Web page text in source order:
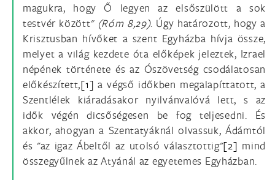
magukra, hogy Ő legyen az elsőszülött a sok
testvér között" (Róm 8,29). Úgy határozott, hogy a
Krisztusban hívőket a szent Egyházba hívja össze,
melyet a világ kezdete óta előképek jeleztek, Izrael
népének története és az Ószövetség csodálatosan
előkészített,[1] a végső időkben megalapíttatott, a
Szentlélek kiáradásakor nyilvánvalóvá lett, s az
idők végén dicsőségesen be fog teljesedni. És
akkor, ahogyan a Szentatyáknál olvassuk, Ádámtól
és "az igaz Ábeltől az utolsó választottig"[2] mind
összegyűlnek az Atyánál az egyetemes Egyházban.